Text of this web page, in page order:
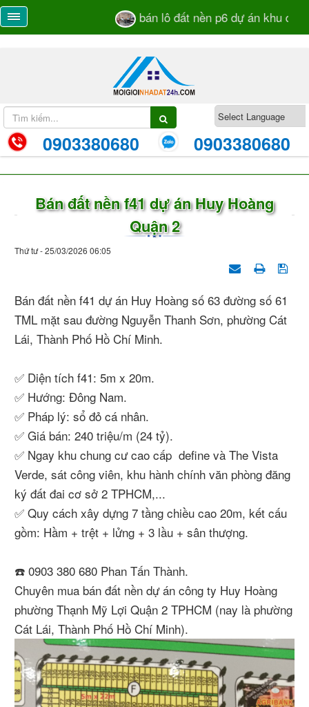
bán lô đất nền p6 dự án khu dân
0903380680 0903380680
Bán đất nền f41 dự án Huy Hoàng
Quận 2
Thứ tư - 25/03/2026 06:05
Bán đất nền f41 dự án Huy Hoàng số 63 đường số 61
TML mặt sau đường Nguyễn Thanh Sơn, phường Cát
Lái, Thành Phố Hồ Chí Minh.
✅ Diện tích f41: 5m x 20m.
✅ Hướng: Đông Nam.
✅ Pháp lý: sổ đỏ cá nhân.
✅ Giá bán: 240 triệu/m (24 tỷ).
✅ Ngay khu chung cư cao cấp define và The Vista
Verde, sát công viên, khu hành chính văn phòng đăng
ký đất đai cơ sở 2 TPHCM,...
✅ Quy cách xây dựng 7 tầng chiều cao 20m, kết cấu
gồm: Hầm + trệt + lửng + 3 lầu + sân thượng.
☎️ 0903 380 680 Phan Tấn Thành.
Chuyên mua bán đất nền dự án công ty Huy Hoàng
phường Thạnh Mỹ Lợi Quận 2 TPHCM (nay là phường
Cát Lái, Thành Phố Hồ Chí Minh).